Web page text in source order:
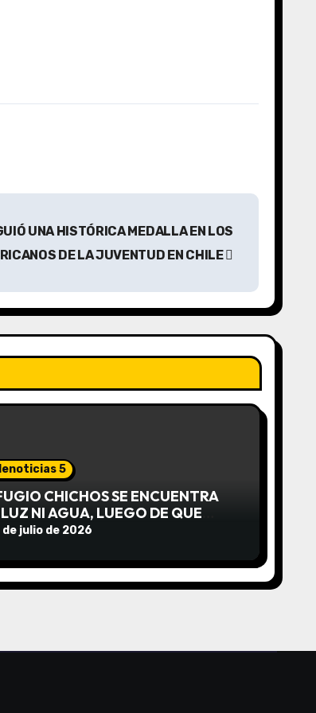
UNA HISTÓRICA MEDALLA EN LOS
DE LA JUVENTUD EN CHILE
5
CHICHOS SE ENCUENTRA
NI AGUA, LUEGO DE QUE
CORTARA EL SUMINISTRO SIN
de julio de 2026